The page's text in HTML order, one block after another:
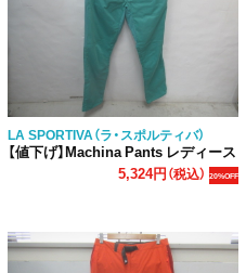
LA SPORTIVA（ラ・スポルティバ）
【値下げ】Machina Pants レディース
5,324円（税込） 20%OFF